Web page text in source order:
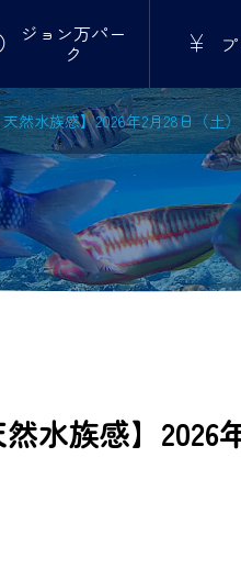
ジョン万パー
ク 
然水族感】2026年2月28日（土）
水族感】2026